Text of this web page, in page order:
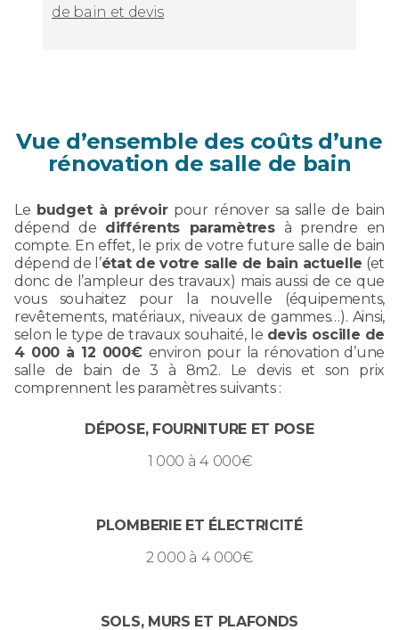
de bain et devis
Vue d’ensemble des coûts d’une
rénovation de salle de bain
Le budget à prévoirpour rénover sa salle de bain
dépend de différents paramètresà prendre en
compte. En effet, le prix de votre future salle de bain
dépend de l’état de votre salle de bain actuelle (et
donc de l’ampleur des travaux) mais aussi de ce que
vous souhaitez pour la nouvelle (équipements,
revêtements, matériaux, niveaux de gammes…). Ainsi,
selon le type de travaux souhaité, le devis oscille de
4 000 à 12 000€ environ pour la rénovation d’une
salle de bain de 3 à 8m2. Le devis et son prix
comprennent les paramètres suivants :
DÉPOSE, FOURNITURE ET POSE
1 000 à 4 000€
PLOMBERIE ET ÉLECTRICITÉ
2 000 à 4 000€
SOLS, MURS ET PLAFONDS